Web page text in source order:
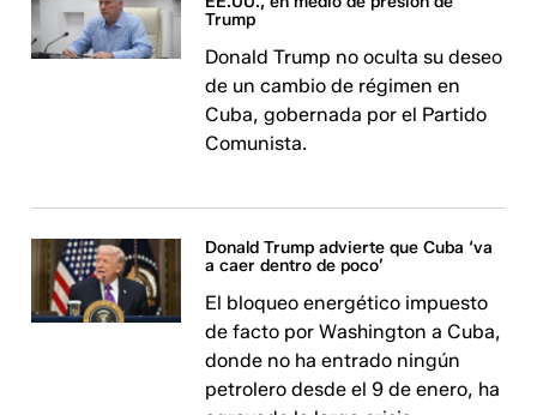
Trump
Donald Trump no oculta su deseo
de un cambio de régimen en
Cuba, gobernada por el Partido
Comunista.
Donald Trump advierte que Cuba ‘va
a caer dentro de poco’
El bloqueo energético impuesto
de facto por Washington a Cuba,
donde no ha entrado ningún
petrolero desde el 9 de enero, ha